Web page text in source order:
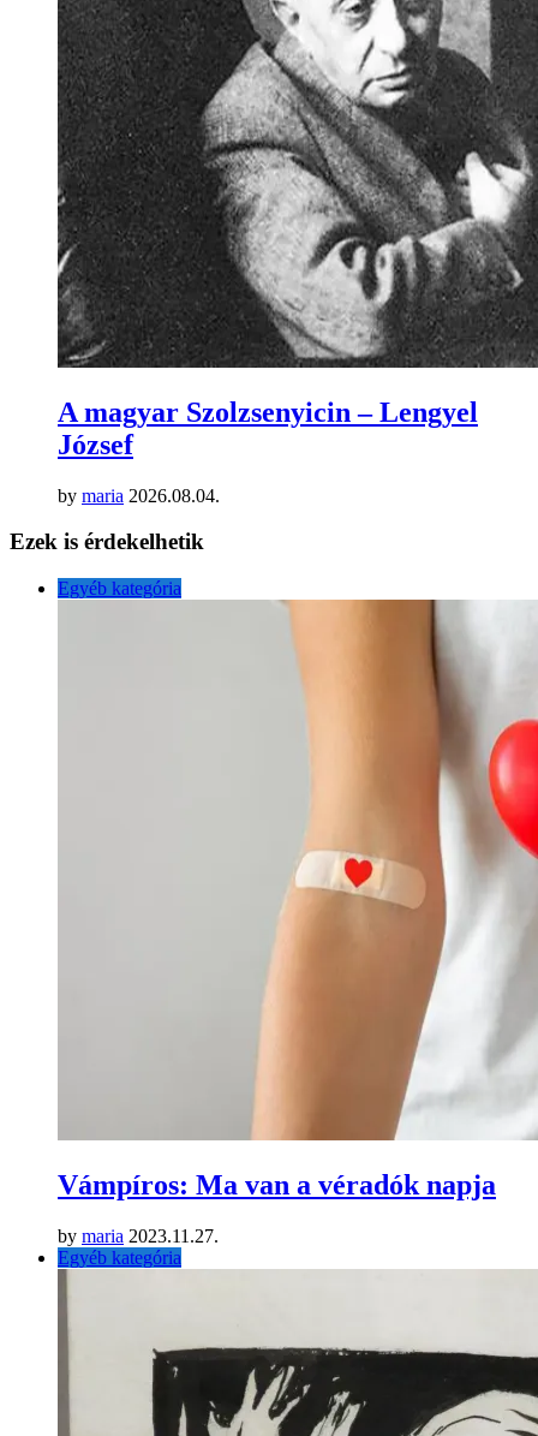
A magyar Szolzsenyicin – Lengyel
József
by maria 2026.08.04.
Ezek is érdekelhetik
Egyéb kategória
Vámpíros: Ma van a véradók napja
by maria 2023.11.27.
Egyéb kategória